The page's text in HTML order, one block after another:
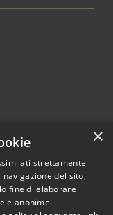
© 2026 • Comune di
×
strettamente
del sito,
fine di elaborare
e anonime.